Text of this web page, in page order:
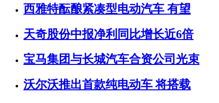
西雅特酝酿紧凑型电动汽车 有望
天奇股份中报净利同比增长近6倍
宝马集团与长城汽车合资公司光束
沃尔沃推出首款纯电动车 将搭载